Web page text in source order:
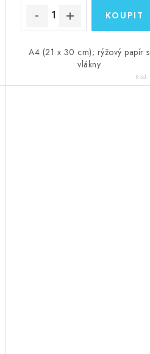
A4 (21 x 30 cm); rýžový papír s
vlákny
Kód: